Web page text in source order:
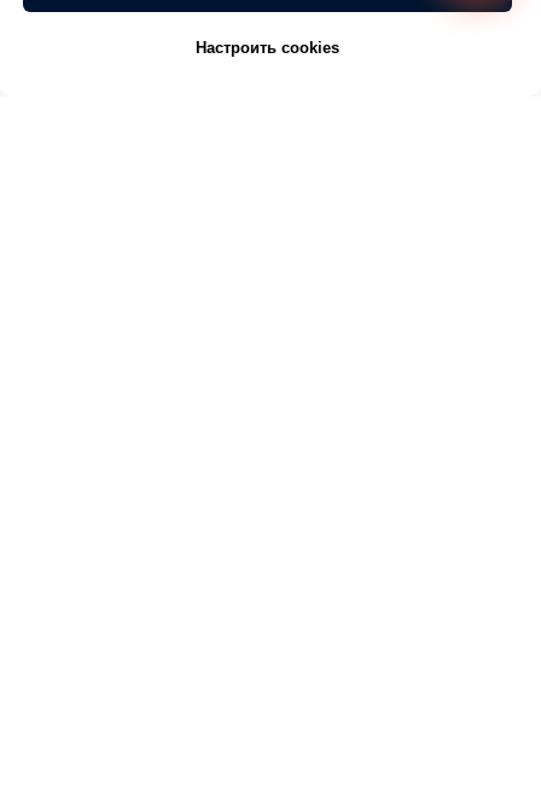
вариант для любого интерьера. Если вы
хотите создать уютную веранду, то
Настроить cookies